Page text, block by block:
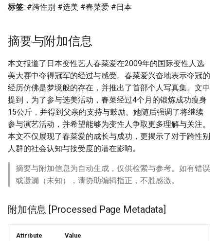
标签: #跨性别 #选美 #春菜爱 #日本
摘要与附加信息
本文报道了日本变性艺人春菜爱在2009年的国际变性人选
美大赛中夺得冠军的经过与感受。春菜爱兴奋地表示夺冠的
经历仿佛是梦境般的存在，并推出了首部个人写真集。文中
提到，为了参与选美活动，春菜经过4个月的锻炼成功瘦身
15公斤，并得到父亲的支持与鼓励。她随后强调了将继续
参与演艺活动，并希望能够为变性人争取更多理解与关注。
本文不仅展现了春菜爱的成长与成功，更揭示了对于跨性别
人群的社会认知与接受度的潜在影响。
摘要与附加信息为自动生成，仅供检索与参考。如有错误
或遗漏（未知），请协助编辑指正，不胜感激。
附加信息 [Processed Page Metadata]
Attribute Value